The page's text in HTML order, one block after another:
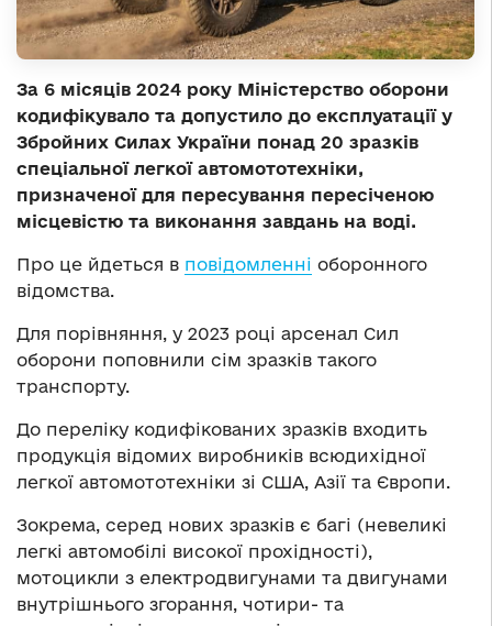
За 6 місяців 2024 року Міністерство оборони
кодифікувало та допустило до експлуатації у
Збройних Силах України понад 20 зразків
спеціальної легкої автомототехніки,
призначеної для пересування пересіченою
місцевістю та виконання завдань на воді.
Про це йдеться в повідомленні оборонного
відомства.
Для порівняння, у 2023 році арсенал Сил
оборони поповнили сім зразків такого
транспорту.
До переліку кодифікованих зразків входить
продукція відомих виробників всюдихідної
легкої автомототехніки зі США, Азії та Європи.
Зокрема, серед нових зразків є багі (невеликі
легкі автомобілі високої прохідності),
мотоцикли з електродвигунами та двигунами
внутрішнього згорання, чотири- та